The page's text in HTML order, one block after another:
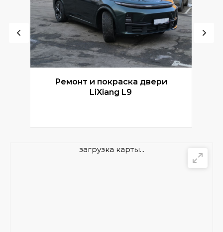
Ремонт и покраска двери
LiXiang L9
загрузка карты...